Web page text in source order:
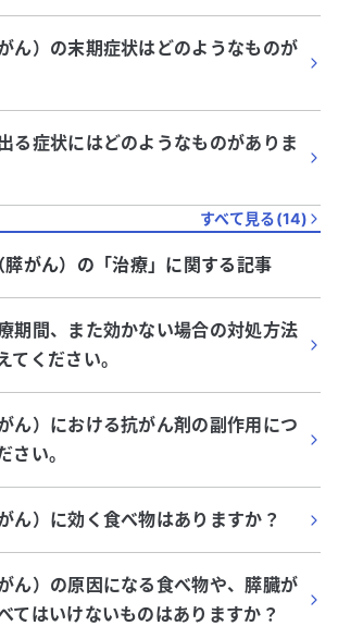
ん）の末期症状はどのようなものが
る症状にはどのようなものがありま
すべて見る(14)
がん） の「治療」に関する記事
期間、また効かない場合の対処方法
てください。
ん）における抗がん剤の副作用につ
さい。
ん）に効く食べ物はありますか？
ん）の原因になる食べ物や、膵臓が
てはいけないものはありますか？